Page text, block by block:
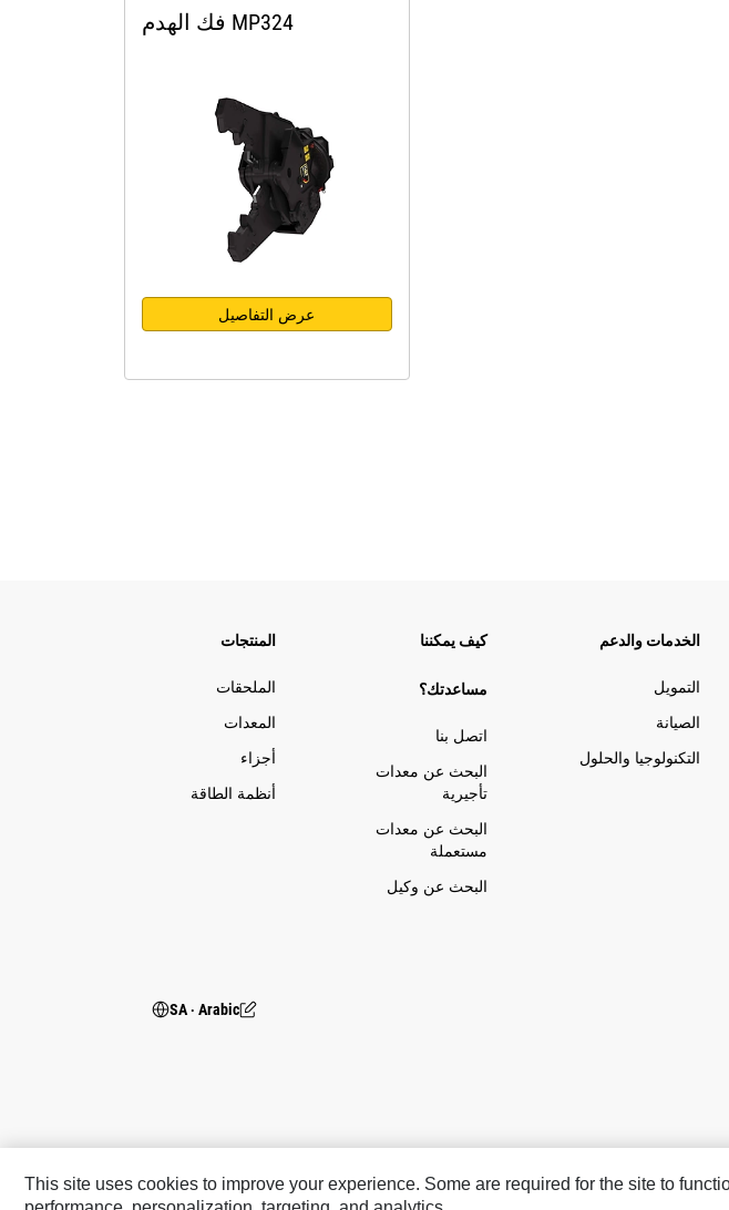
فك الهدم MP324
عرض التفاصيل
المنتجات
الملحقات
المعدات
أجزاء
أنظمة الطاقة
كيف يمكننا
مساعدتك؟
اتصل بنا
البحث عن معدات
تأجيرية
البحث عن معدات
مستعملة
البحث عن وكيل
الخدمات والدعم
التمويل
الصيانة
التكنولوجيا والحلول
SA ‧ Arabic
This site uses cookies to improve your experience. Some are required for the site to